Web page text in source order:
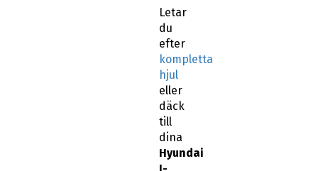
Letar
du
efter
kompletta
hjul
eller
däck
till
dina
Hyundai